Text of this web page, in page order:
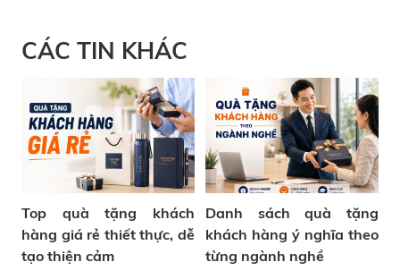
CÁC TIN KHÁC
Top quà tặng khách
hàng giá rẻ thiết thực, dễ
tạo thiện cảm
Danh sách quà tặng
khách hàng ý nghĩa theo
từng ngành nghề